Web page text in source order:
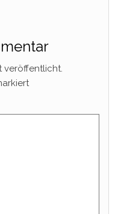
veröffentlicht.